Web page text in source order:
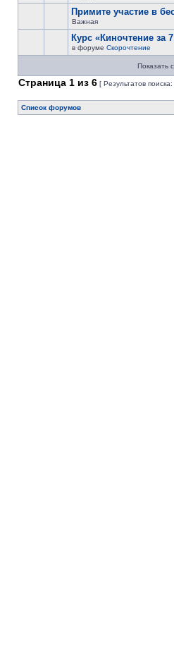
Примите участие в
Важная
Курс «Киночтение за
в форуме Скорочтение
Показать
Страница 1 из 6 [ Результатов
Список форумов